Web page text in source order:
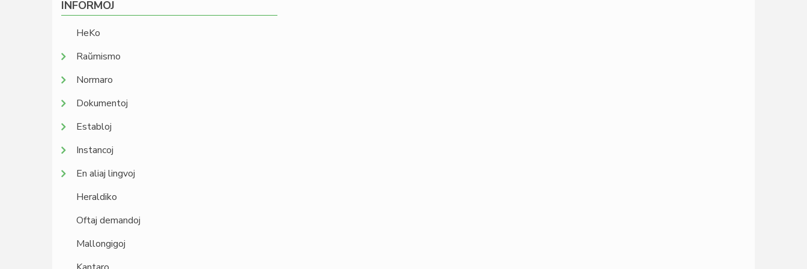
INFORMOJ
HeKo
Raŭmismo
Normaro
Dokumentoj
Establoj
Instancoj
En aliaj lingvoj
Heraldiko
Oftaj demandoj
Mallongigoj